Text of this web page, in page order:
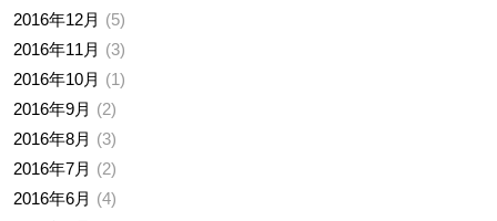
2016年12月
5
2016年11月
3
2016年10月
1
2016年9月
2
2016年8月
3
2016年7月
2
2016年6月
4